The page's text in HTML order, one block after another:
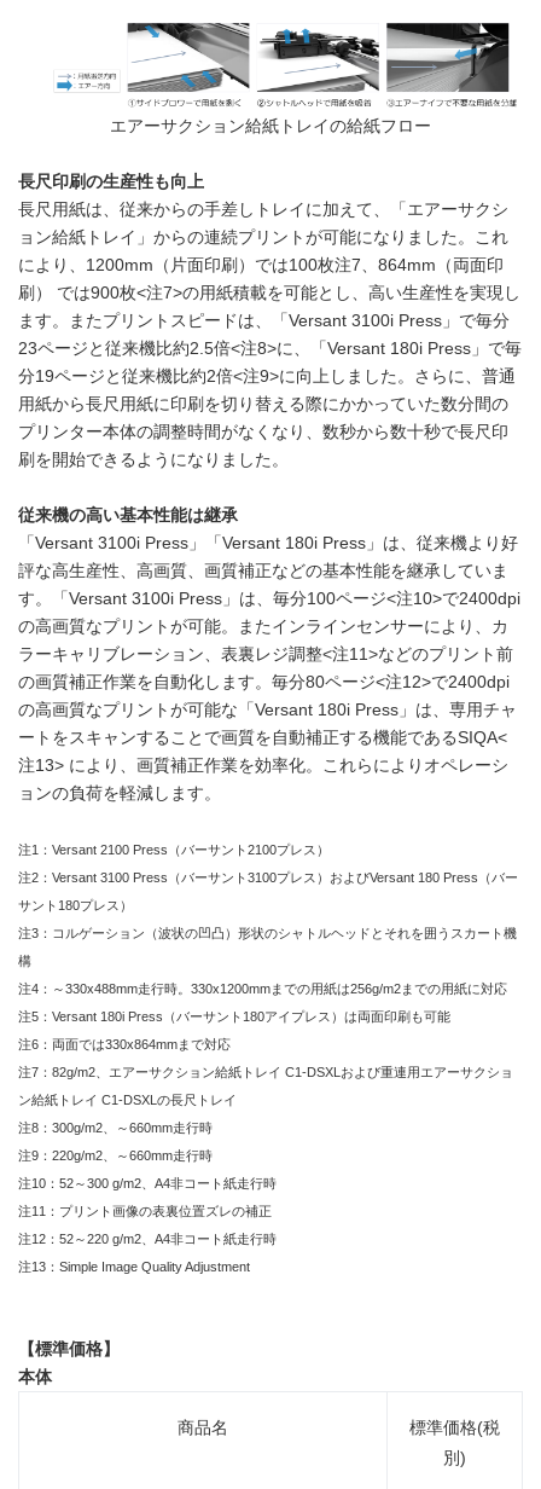
エアーサクション給紙トレイの給紙フロー
長尺印刷の生産性も向上
長尺用紙は、従来からの手差しトレイに加えて、「エアーサクシ
ョン給紙トレイ」からの連続プリントが可能になりました。これ
により、1200mm（片面印刷）では100枚注7、864mm（両面印
刷） では900枚<注7>の用紙積載を可能とし、高い生産性を実現し
ます。またプリントスピードは、「Versant 3100i Press」で毎分
23ページと従来機比約2.5倍<注8>に、「Versant 180i Press」で毎
分19ページと従来機比約2倍<注9>に向上しました。さらに、普通
用紙から長尺用紙に印刷を切り替える際にかかっていた数分間の
プリンター本体の調整時間がなくなり、数秒から数十秒で長尺印
刷を開始できるようになりました。
従来機の高い基本性能は継承
「Versant 3100i Press」「Versant 180i Press」は、従来機より好
評な高生産性、高画質、画質補正などの基本性能を継承していま
す。「Versant 3100i Press」は、毎分100ページ<注10>で2400dpi
の高画質なプリントが可能。またインラインセンサーにより、カ
ラーキャリブレーション、表裏レジ調整<注11>などのプリント前
の画質補正作業を自動化します。毎分80ページ<注12>で2400dpi
の高画質なプリントが可能な「Versant 180i Press」は、専用チャ
ートをスキャンすることで画質を自動補正する機能であるSIQA<
注13> により、画質補正作業を効率化。これらによりオペレーシ
ョンの負荷を軽減します。
注1：Versant 2100 Press（バーサント2100プレス）
注2：Versant 3100 Press（バーサント3100プレス）およびVersant 180 Press（バー
サント180プレス）
注3：コルゲーション（波状の凹凸）形状のシャトルヘッドとそれを囲うスカート機
構
注4：～330x488mm走行時。330x1200mmまでの用紙は256g/m2までの用紙に対応
注5：Versant 180i Press（バーサント180アイプレス）は両面印刷も可能
注6：両面では330x864mmまで対応
注7：82g/m2、エアーサクション給紙トレイ C1-DSXLおよび重連用エアーサクショ
ン給紙トレイ C1-DSXLの長尺トレイ
注8：300g/m2、～660mm走行時
注9：220g/m2、～660mm走行時
注10：52～300 g/m2、A4非コート紙走行時
注11：プリント画像の表裏位置ズレの補正
注12：52～220 g/m2、A4非コート紙走行時
注13：Simple Image Quality Adjustment
【標準価格】
本体
商品名
標準価格(税
別)